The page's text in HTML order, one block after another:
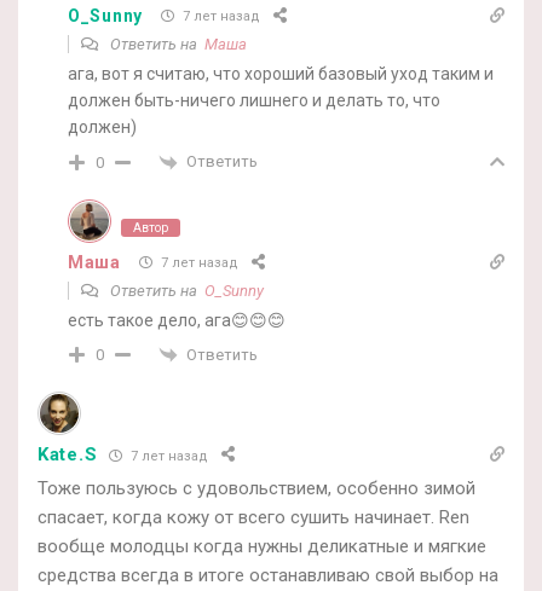
O_Sunny 7 лет назад
Ответить на Маша
ага, вот я считаю, что хороший базовый уход таким и
должен быть-ничего лишнего и делать то, что
должен)
0 Ответить
Автор
Маша 7 лет назад
Ответить на O_Sunny
есть такое дело, ага😊😊😊
0 Ответить
Kate.S 7 лет назад
Тоже пользуюсь с удовольствием, особенно зимой
спасает, когда кожу от всего сушить начинает. Ren
вообще молодцы когда нужны деликатные и мягкие
средства всегда в итоге останавливаю свой выбор на